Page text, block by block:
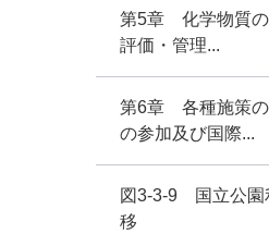
第5章 化学物質の
評価・管理...
第6章 各種施策の
の参加及び国際...
図3-3-9 国立公園
移